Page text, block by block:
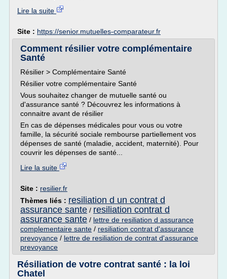
Lire la suite
Site : https://senior.mutuelles-comparateur.fr
Comment résilier votre complémentaire
Santé
Résilier > Complémentaire Santé
Résilier votre complémentaire Santé
Vous souhaitez changer de mutuelle santé ou
d'assurance santé ? Découvrez les informations à
connaitre avant de résilier
En cas de dépenses médicales pour vous ou votre
famille, la sécurité sociale rembourse partiellement vos
dépenses de santé (maladie, accident, maternité). Pour
couvrir les dépenses de santé...
Lire la suite
Site : resilier.fr
Thèmes liés : resiliation d un contrat d
assurance sante / resiliation contrat d
assurance sante / lettre de resiliation d assurance
complementaire sante / resiliation contrat d'assurance
prevoyance / lettre de resiliation de contrat d'assurance
prevoyance
Résiliation de votre contrat santé : la loi
Chatel